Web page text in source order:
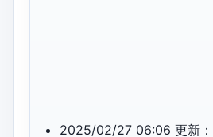
2025/02/27 06:06 更新：